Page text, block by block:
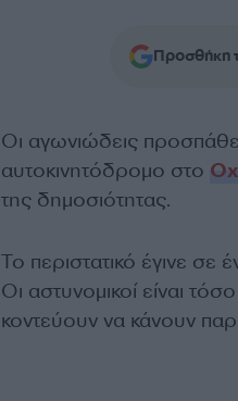
Προσθήκη
Οι αγωνιώδεις
αυτοκινητόδρομο στο
της δημοσιότητας.
Το περιστατικό έγινε σε
Οι αστυνομικοί είναι
κοντεύουν να κάνουν